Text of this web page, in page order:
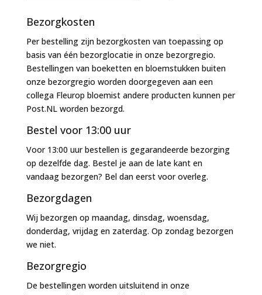
Bezorgkosten
Per bestelling zijn bezorgkosten van toepassing op
basis van één bezorglocatie in onze bezorgregio.
Bestellingen van boeketten en bloemstukken buiten
onze bezorgregio worden doorgegeven aan een
collega Fleurop bloemist andere producten kunnen per
Post.NL worden bezorgd.
Bestel voor 13:00 uur
Voor 13:00 uur bestellen is gegarandeerde bezorging
op dezelfde dag. Bestel je aan de late kant en
vandaag bezorgen? Bel dan eerst voor overleg.
Bezorgdagen
Wij bezorgen op maandag, dinsdag, woensdag,
donderdag, vrijdag en zaterdag. Op zondag bezorgen
we niet.
Bezorgregio
De bestellingen worden uitsluitend in onze